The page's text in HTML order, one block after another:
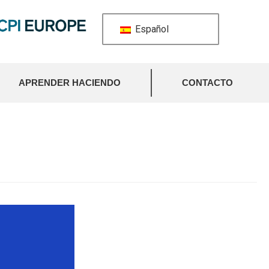
Español
APRENDER HACIENDO CONTACTO